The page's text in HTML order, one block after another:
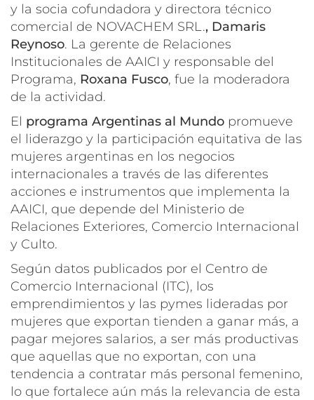
y la socia cofundadora y directora técnico
comercial de NOVACHEM SRL., Damaris
Reynoso. La gerente de Relaciones
Institucionales de AAICI y responsable del
Programa, Roxana Fusco, fue la moderadora
de la actividad.
El programa Argentinas al Mundo promueve
el liderazgo y la participación equitativa de las
mujeres argentinas en los negocios
internacionales a través de las diferentes
acciones e instrumentos que implementa la
AAICI, que depende del Ministerio de
Relaciones Exteriores, Comercio Internacional
y Culto.
Según datos publicados por el Centro de
Comercio Internacional (ITC), los
emprendimientos y las pymes lideradas por
mujeres que exportan tienden a ganar más, a
pagar mejores salarios, a ser más productivas
que aquellas que no exportan, con una
tendencia a contratar más personal femenino,
lo que fortalece aún más la relevancia de esta